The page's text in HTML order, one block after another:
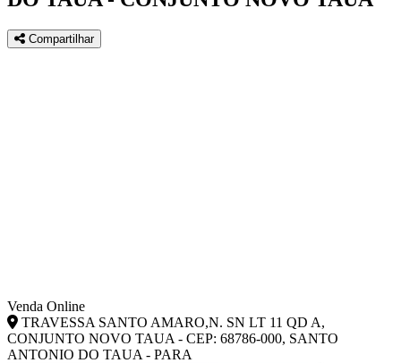
Contato
Compartilhar
Venda Online
TRAVESSA SANTO AMARO,N. SN LT 11 QD A,
CONJUNTO NOVO TAUA - CEP: 68786-000, SANTO
ANTONIO DO TAUA - PARA